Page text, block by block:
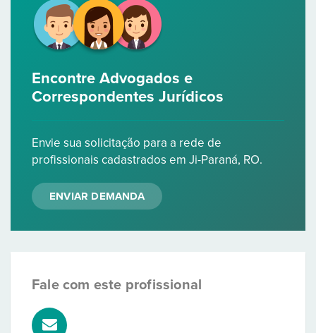
Encontre Advogados e
Correspondentes Jurídicos
Envie sua solicitação para a rede de
profissionais cadastrados em Ji-Paraná, RO.
ENVIAR DEMANDA
Fale com este profissional